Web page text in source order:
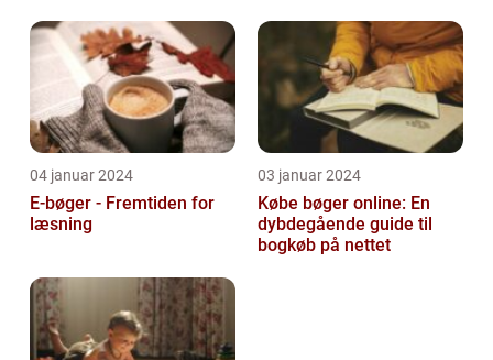
04 januar 2024
E-bøger - Fremtiden for
læsning
03 januar 2024
Købe bøger online: En
dybdegående guide til
bogkøb på nettet